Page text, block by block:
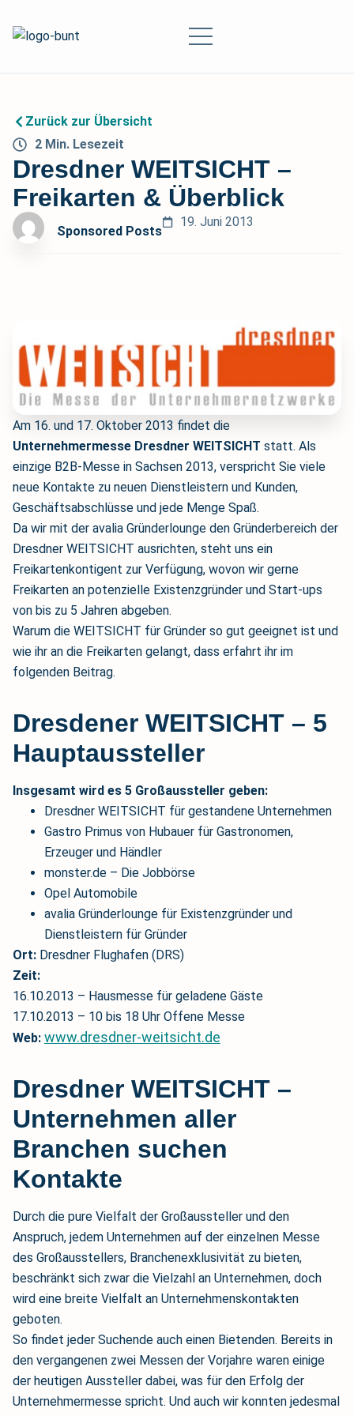
Zurück zur Übersicht
2 Min.Lesezeit
Dresdner WEITSICHT –
Freikarten & Überblick
Sponsored Posts
19. Juni 2013
Am 16. und 17. Oktober 2013 findet die
Unternehmermesse Dresdner WEITSICHT statt. Als
einzige B2B-Messe in Sachsen 2013, verspricht Sie viele
neue Kontakte zu neuen Dienstleistern und Kunden,
Geschäftsabschlüsse und jede Menge Spaß.
Da wir mit der avalia Gründerlounge den Gründerbereich der
Dresdner WEITSICHT ausrichten, steht uns ein
Freikartenkontigent zur Verfügung, wovon wir gerne
Freikarten an potenzielle Existenzgründer und Start-ups
von bis zu 5 Jahren abgeben.
Warum die WEITSICHT für Gründer so gut geeignet ist und
wie ihr an die Freikarten gelangt, dass erfahrt ihr im
folgenden Beitrag.
Dresdener WEITSICHT – 5
Hauptaussteller
Insgesamt wird es 5 Großaussteller geben:
Dresdner WEITSICHT für gestandene Unternehmen
Gastro Primus von Hubauer für Gastronomen,
Erzeuger und Händler
monster.de – Die Jobbörse
Opel Automobile
avalia Gründerlounge für Existenzgründer und
Dienstleistern für Gründer
Ort: Dresdner Flughafen (DRS)
Zeit:
16.10.2013 – Hausmesse für geladene Gäste
17.10.2013 – 10 bis 18 Uhr Offene Messe
Web: www.dresdner-weitsicht.de
Dresdner WEITSICHT –
Unternehmen aller
Branchen suchen
Kontakte
Durch die pure Vielfalt der Großaussteller und den
Anspruch, jedem Unternehmen auf der einzelnen Messe
des Großausstellers, Branchenexklusivität zu bieten,
beschränkt sich zwar die Vielzahl an Unternehmen, doch
wird eine breite Vielfalt an Unternehmenskontakten
geboten.
So findet jeder Suchende auch einen Bietenden. Bereits in
den vergangenen zwei Messen der Vorjahre waren einige
der heutigen Aussteller dabei, was für den Erfolg der
Unternehmermesse spricht. Und auch wir konnten jedesmal